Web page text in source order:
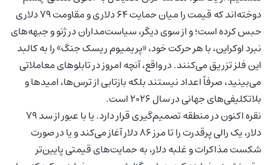
دوخته‌اند که قیمت را میان حمایت ۶۴ دلاری و مقاومت ۷۹ دلاری
حبس کرده است؛ و از سوی دیگر، سیاست‌مداران در ژنو و جبهه‌های
نبرد اوکراین، با هر حرکت خود، «پریمیوم ریسک جنگ» را به کالبد
این فلز تزریق می‌کنند. در واقع، آنچه امروز در تابلوهای معاملاتی
می‌بینید، صرفاً اعداد نیستند بلکه بازتابی از ترس‌ها، امیدها و
بلاتکلیفی‌های جهانی در سال ۲۰۲۶ است.
نقره اکنون در منطقه تصمیم‌گیری قرار دارد. یا با عبور از سد ۷۹
دلار، یک رالی پرقدرت را تا مرز ۸۶ دلار آغاز می‌کند و یا در صورت
شکست مذاکرات و غلبه دلار، به حمایت‌های قیمتی پایین‌تر